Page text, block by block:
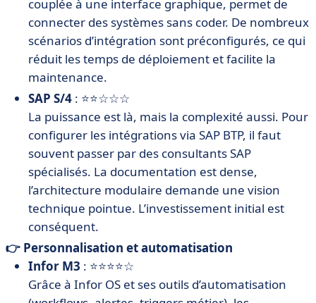
couplée à une interface graphique, permet de
connecter des systèmes sans coder. De nombreux
scénarios d’intégration sont préconfigurés, ce qui
réduit les temps de déploiement et facilite la
maintenance.
SAP S/4 : ⭐⭐☆☆☆
La puissance est là, mais la complexité aussi. Pour
configurer les intégrations via SAP BTP, il faut
souvent passer par des consultants SAP
spécialisés. La documentation est dense,
l’architecture modulaire demande une vision
technique pointue. L’investissement initial est
conséquent.
👉 Personnalisation et automatisation
Infor M3 : ⭐⭐⭐⭐☆
Grâce à Infor OS et ses outils d’automatisation